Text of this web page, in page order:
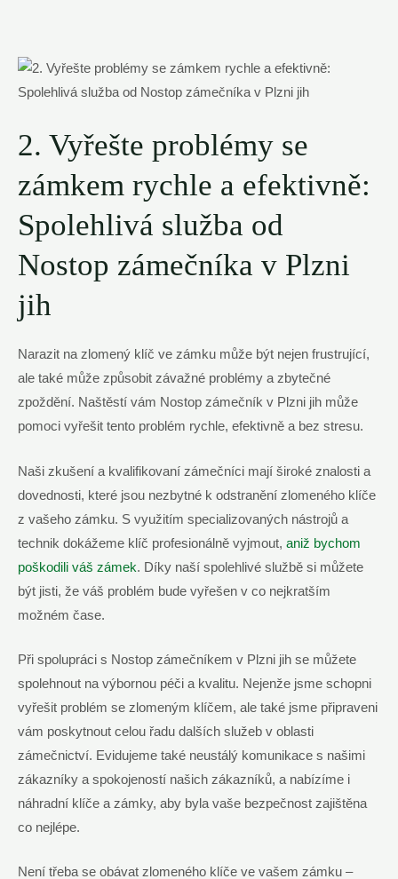
2. Vyřešte problémy se
zámkem rychle‌ a efektivně:
Spolehlivá​ služba od
Nostop⁢ zámečníka v‍ Plzni
jih
Narazit na ‍zlomený klíč ve zámku⁤ může být nejen frustrující,
ale také může způsobit závažné problémy a ⁤zbytečné
zpoždění. Naštěstí vám Nostop zámečník v ⁢Plzni jih může
pomoci vyřešit tento⁣ problém ⁢rychle, efektivně a bez stresu.
Naši zkušení a kvalifikovaní zámečníci mají široké znalosti a‌
dovednosti, které jsou nezbytné⁤ k odstranění zlomeného klíče
z vašeho zámku. S využitím specializovaných nástrojů a
technik dokážeme klíč profesionálně vyjmout, aniž bychom
poškodili váš zámek. Díky naší spolehlivé službě ⁣si můžete
být jisti, že váš problém⁢ bude vyřešen v co‌ nejkratším
možném čase.
Při spolupráci s ⁣Nostop zámečníkem v Plzni jih se můžete
spolehnout na výbornou péči a kvalitu. Nejenže jsme schopni
vyřešit problém se zlomeným klíčem,‌ ale⁤ také ⁢jsme připraveni
vám poskytnout celou řadu dalších služeb v oblasti
zámečnictví. Evidujeme také neustálý komunikace s našimi
⁢zákazníky a spokojeností našich zákazníků, a nabízíme⁢ i
náhradní klíče a zámky, aby byla vaše bezpečnost zajištěna
co nejlépe.
Není třeba se ⁣obávat zlomeného klíče ve vašem zámku –